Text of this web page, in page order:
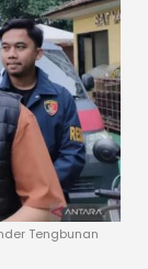
Tengbunan